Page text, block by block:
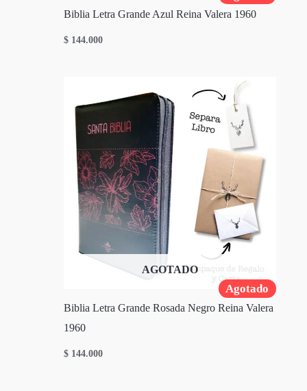
Biblia Letra Grande Azul Reina Valera 1960
$ 144.000
Agotado
AGOTADO
Biblia Letra Grande Rosada Negro Reina Valera
1960
$ 144.000